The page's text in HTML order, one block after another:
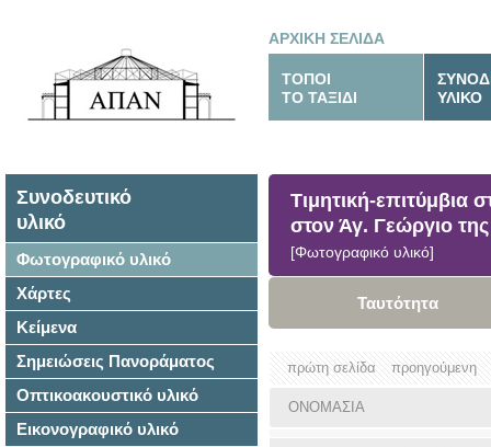
ΑΡΧΙΚΗ ΣΕΛΙΔΑ
ΤΟΠΟΙ
ΤΟ ΤΑΞΙΔΙ
ΥΛΙΚΟ
Συνοδευτικό
υλικό
Φωτογραφικό υλικό
Χάρτες
Κείμενα
Σημειώσεις Πανοράματος
Οπτικοακουστικό υλικό
Εικονογραφικό υλικό
Τιμητική-επιτύμβια
στον Άγ. Γεώργιο
[Φωτογραφικό υλικό]
Ταυτότητα
πρώτη σελίδα προηγούμενη
ΟΝΟΜΑΣΙΑ